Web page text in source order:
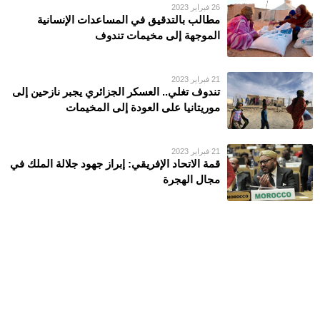
26 فبراير 2023
مطالب بالتدقيق في المساعدات الإنسانية
الموجهة إلى مخيمات تندوف
21 فبراير 2023
تندوف تغلي.. العسكر الجزائري يجبر نازحين إلى
موريتانيا على العودة إلى المخيمات
21 فبراير 2023
قمة الاتحاد الإفريقي: إبراز جهود جلالة الملك في
مجال الهجرة